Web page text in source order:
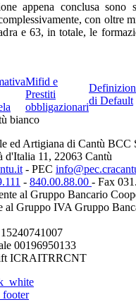
appena conclusa
con oltre
e 63, in totale, le
Mifid e
Prestiti
obbligazionari
di Default
ed Artigiana di Cantù BCC
d'Italia 11, 22063 Cantù
- PEC
- 840.00.88.00 - Fax
al Gruppo Bancario
al Gruppo IVA Gruppo
00196950133
ICRAITRRCNT